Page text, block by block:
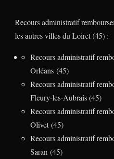
Recours administratif
les autres villes du Loiret (45) :
Recours administratif
Orléans (45)
Recours administratif
Fleury-les-Aubrais (45)
Recours administratif
Olivet (45)
Recours administratif
Saran (45)